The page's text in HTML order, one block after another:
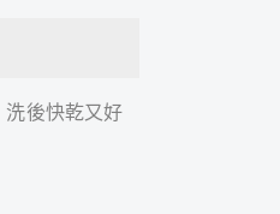
後快乾又好